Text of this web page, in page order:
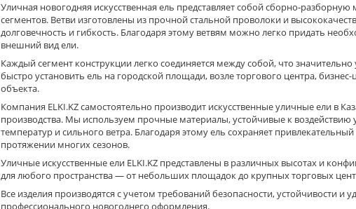
Уличная новогодняя искусственная ель представляет собой сборно-
сегментов. Ветви изготовлены из прочной стальной проволоки и
долговечность и гибкость. Благодаря этому ветвям можно легко придать
внешний вид ели.
Каждый сегмент конструкции легко соединяется между собой, что
быстро установить ель на городской площади, возле торгового центра,
объекта.
Компания ELKI.KZ самостоятельно производит искусственные уличные ели в
производства. Мы используем прочные материалы, устойчивые к воздействию
температур и сильного ветра. Благодаря этому ель сохраняет
протяжении многих сезонов.
Уличные искусственные ели ELKI.KZ представлены в различных высотах и
для любого пространства — от небольших площадок до крупных торговых
Все изделия производятся с учетом требований безопасности, устойчивости
профессионального новогоднего оформления.